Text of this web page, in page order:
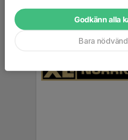
Godkänn alla
Bara